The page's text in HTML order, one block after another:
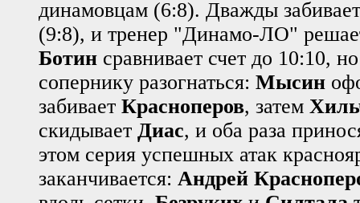
динамовцам (6:8). Дважды
(9:8), и тренер "Динамо-ЛО"
Ботин сравнивает счет до 10:10,
сопернику разогнаться: Мысин
забивает Красноперов, затем
скидывает Диас, и оба раза
этом серия успешных атак
заканчивается: Андрей